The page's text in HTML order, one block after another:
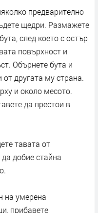
предварително
щедри. Размажете
след което с остър
повърхност и
Обърнете бута и
другата му страна.
и около месото.
да престои в
тавата от
добие стайна
на умерена
прибавете